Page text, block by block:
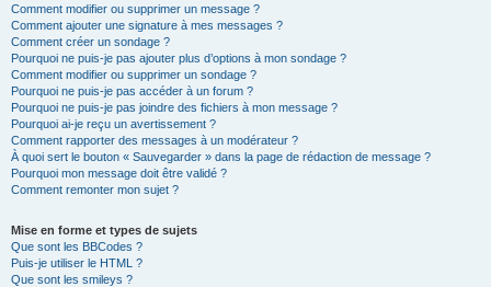
Comment modifier ou supprimer un message ?
Comment ajouter une signature à mes messages ?
Comment créer un sondage ?
Pourquoi ne puis-je pas ajouter plus d’options à mon sondage ?
Comment modifier ou supprimer un sondage ?
Pourquoi ne puis-je pas accéder à un forum ?
Pourquoi ne puis-je pas joindre des fichiers à mon message ?
Pourquoi ai-je reçu un avertissement ?
Comment rapporter des messages à un modérateur ?
À quoi sert le bouton « Sauvegarder » dans la page de rédaction de message ?
Pourquoi mon message doit être validé ?
Comment remonter mon sujet ?
Mise en forme et types de sujets
Que sont les BBCodes ?
Puis-je utiliser le HTML ?
Que sont les smileys ?